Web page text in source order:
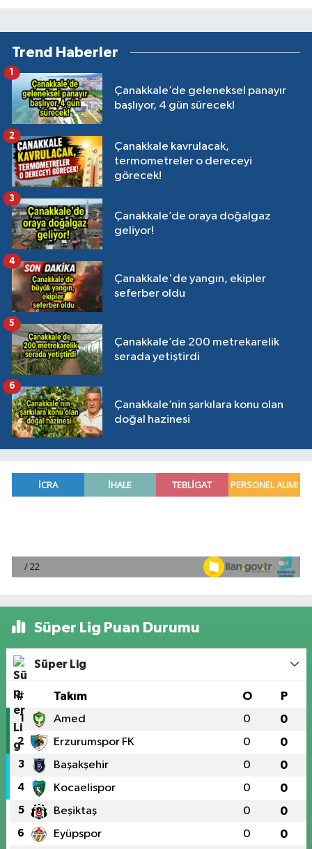
Trend Haberler
Çanakkale’de geleneksel panayır
başlıyor, 4 gün sürecek!
1
Çanakkale kavrulacak,
termometreler o dereceyi
görecek!
2
Çanakkale’de oraya doğalgaz
geliyor!
3
Çanakkale'de yangın, ekipler
seferber oldu
4
Çanakkale’de 200 metrekarelik
serada yetiştirdi
5
Çanakkale’nin şarkılara konu olan
doğal hazinesi
6
Süper Lig Puan Durumu
Süper Lig
# Takım O P
1 Amed 0 0
2 Erzurumspor FK 0 0
3 Başakşehir 0 0
4 Kocaelispor 0 0
5 Beşiktaş 0 0
6 Eyüpspor 0 0